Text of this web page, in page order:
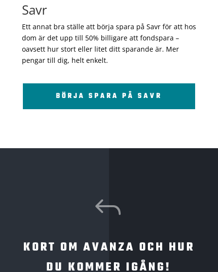
Savr
Ett annat bra ställe att börja spara på Savr för att hos
dom är det upp till 50% billigare att fondspara –
oavsett hur stort eller litet ditt sparande är. Mer
pengar till dig, helt enkelt.
BÖRJA SPARA PÅ SAVR
J
KORT OM AVANZA OCH HUR
DU KOMMER IGÅNG!